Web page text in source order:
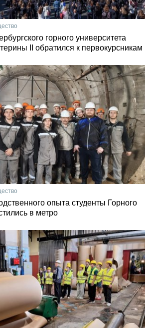
горного университета
II обратился к первокурсникам
опыта студенты Горного
в метро